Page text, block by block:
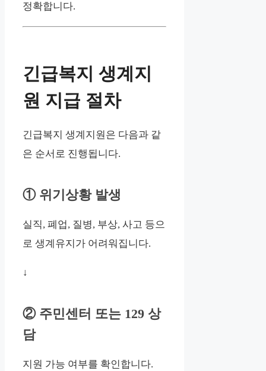
정확합니다.
긴급복지 생계지
원 지급 절차
긴급복지 생계지원은 다음과 같
은 순서로 진행됩니다.
① 위기상황 발생
실직, 폐업, 질병, 부상, 사고 등으
로 생계유지가 어려워집니다.
↓
② 주민센터 또는 129 상
담
지원 가능 여부를 확인합니다.